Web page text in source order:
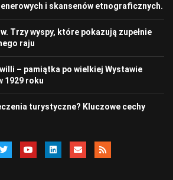
i skansenów etnograficznych.
Trzy wyspy, które pokazują zupełnie
raju
– pamiątka po wielkiej Wystawie
1929 roku
turystyczne? Kluczowe cechy